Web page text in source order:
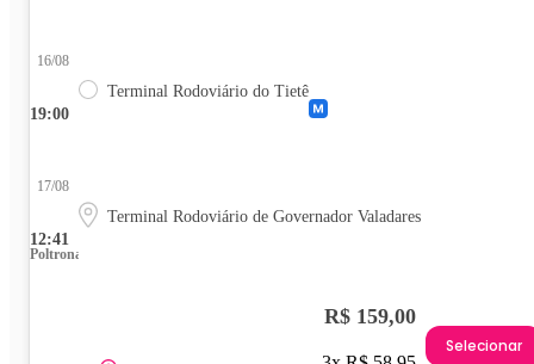
19:00
16/08
Terminal Rodoviário do Tietê
12:41
17/08
Terminal Rodoviário de Governador Valadares
Poltrona
R$ 159,00
Selecionar